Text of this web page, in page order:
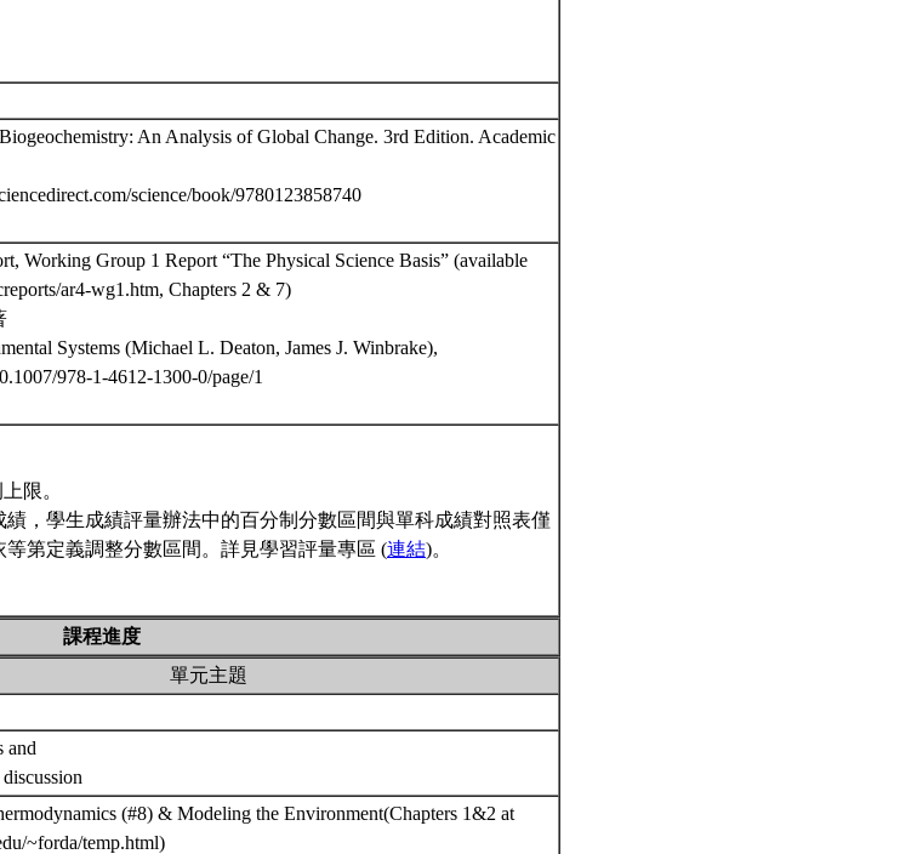
An Analysis of Global Change. 3rd Edition. Academic
science/book/9780123858740
Working Group 1 Report “The Physical Science Basis” (available
ar4-wg1.htm, Chapters 2 & 7)
Systems (Michael L. Deaton, James J. Winbrake),
978-1-4612-1300-0/page/1
限。
，學生成績評量辦法中的百分制分數區間與單科成績對照表僅
第定義調整分數區間。詳見學習評量專區 (連結)。
課程進度
單元主題
and
(#8) & Modeling the Environment(Chapters 1&2 at
~forda/temp.html)